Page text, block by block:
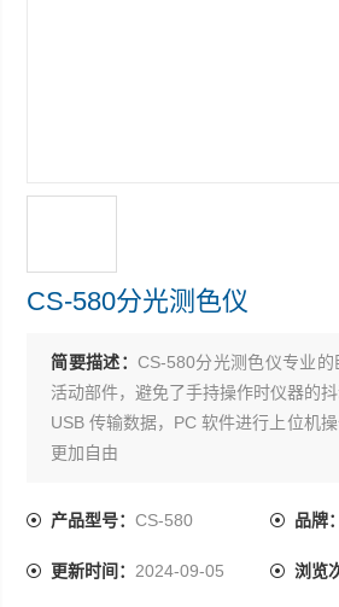
CS-580分光测色仪
简要描述：CS-580分光测色仪专业
活动部件，避免了手持操作时仪器的
USB 传输数据，PC 软件进行上位机
更加自由
条测试记录
/SCE 数据；
产品型号：CS-580 品牌：
更新时间： 2024-09-05 浏览